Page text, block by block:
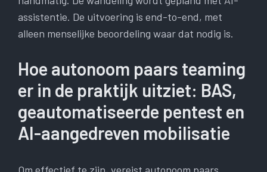
assistentie. De uitvoering is end-to-end, met
alleen menselijke beoordeling waar dat nodig is.
Hoe autonoom paars teaming
er in de praktijk uitziet: BAS,
geautomatiseerde pentest en
AI-aangedreven mobilisatie